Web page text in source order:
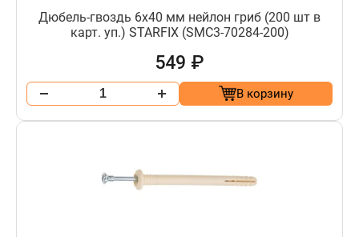
Дюбель-гвоздь 6х40 мм нейлон гриб (200 шт в
карт. уп.) STARFIX (SMC3-70284-200)
549 ₽
В корзину